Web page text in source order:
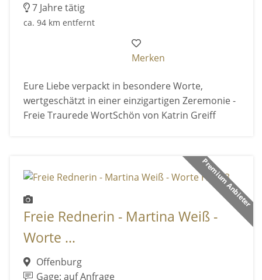
7 Jahre tätig
ca. 94 km entfernt
Merken
Eure Liebe verpackt in besondere Worte,
wertgeschätzt in einer einzigartigen Zeremonie -
Freie Traurede WortSchön von Katrin Greiff
Premium Anbieter
Freie Rednerin - Martina Weiß -
Worte ...
Offenburg
Gage: auf Anfrage